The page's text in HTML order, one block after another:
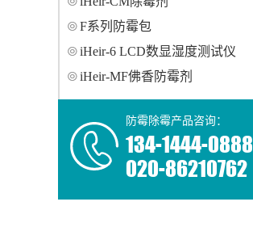
F系列防霉包
iHeir-6 LCD数显湿度测试仪
iHeir-MF佛香防霉剂
防霉除霉产品咨询：
134-1444-0888
020-86210762